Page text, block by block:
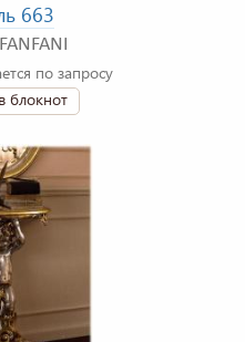
663
по запросу
блокнот